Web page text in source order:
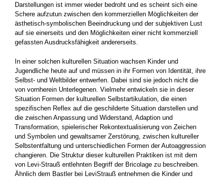
Darstellungen ist immer wieder bedroht und es scheint sich eine
Schere aufzutun zwischen den kommerziellen Möglich­keiten der
ästhetisch-symbolischen Beeindruckung und der subjektiven Lust
auf sie einerseits und den Möglichkeiten einer nicht kommerziell
gefassten Ausdrucksfähigkeit andererseits.
In einer solchen kulturellen Situation wachsen Kinder und
Jugendliche heute auf und müssen in ihr Formen von Identität, ihre
Selbst- und Weltbilder entwerfen. Dabei sind sie jedoch nicht die
von vornherein Unterlegenen. Vielmehr ent­wickeln sie in dieser
Situation Formen der kultu­rellen Selbstartikulation, die einen
spezifischen Reflex auf die geschilderte Situation darstellen und
die zwischen Anpassung und Widerstand, Adaption und
Transformation, spielerischer Re­kontextualisierung von Zeichen
und Symbolen und gewaltsamer Zerstörung, zwischen kulturel­ler
Selbstentfaltung und unterschiedlichen For­men der Autoaggression
changieren. Die Struk­tur dieser kulturellen Praktiken ist mit dem
von Levi-Strauß entlehnten Begriff der Bricolage zu beschreiben.
Ähnlich dem Bastler bei Levi­Strauß entnehmen die Kinder und